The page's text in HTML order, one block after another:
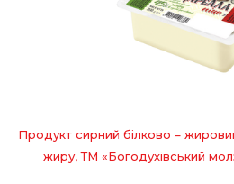
Продукт сирний білково –
жиру, ТМ «Богодухівський